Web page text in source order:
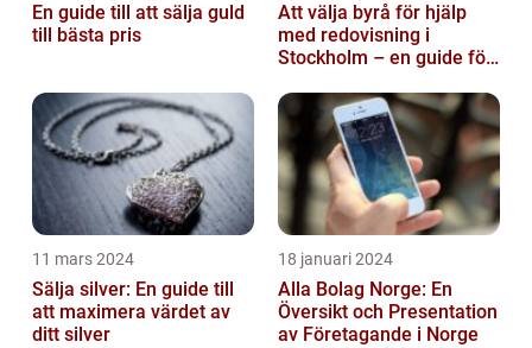
En guide till att sälja guld
till bästa pris
Att välja byrå för hjälp
med redovisning i
Stockholm – en guide för
11 mars 2024
Sälja silver: En guide till
att maximera värdet av
ditt silver
18 januari 2024
Alla Bolag Norge: En
Översikt och Presentation
av Företagande i Norge